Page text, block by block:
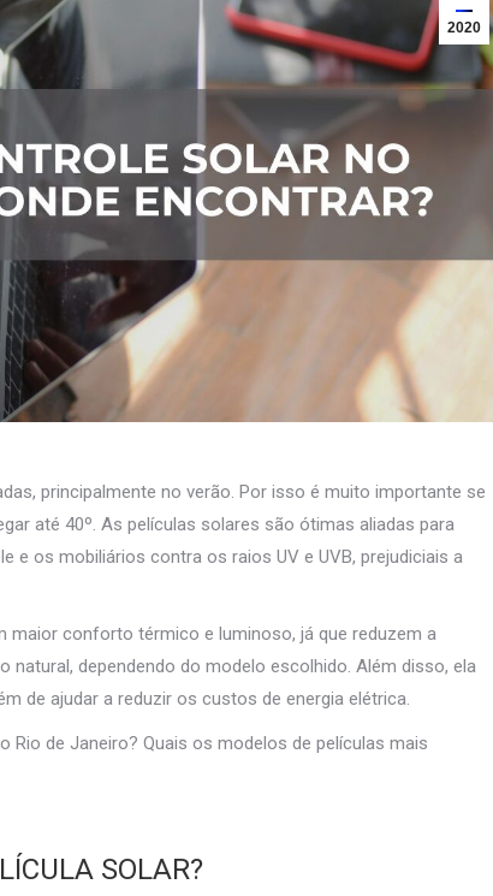
2020
principalmente no verão. Por isso é muito importante se
até 40º. As películas solares são ótimas aliadas para
e os mobiliários contra os raios UV e UVB, prejudiciais a
maior conforto térmico e luminoso, já que reduzem a
natural, dependendo do modelo escolhido. Além disso, ela
de ajudar a reduzir os custos de energia elétrica.
Rio de Janeiro? Quais os modelos de películas mais
SOLAR?